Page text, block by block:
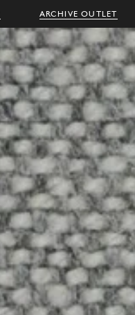
ARCHIVE OUTLET